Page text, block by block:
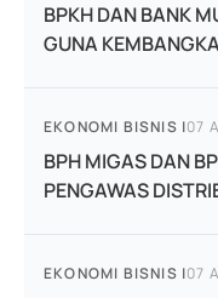
BPKH DAN BANK
GUNA
EKONOMI BISNIS |07
BPH MIGAS DAN
PENGAWAS
EKONOMI BISNIS |07